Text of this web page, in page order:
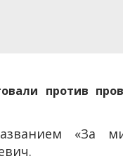
против
«За